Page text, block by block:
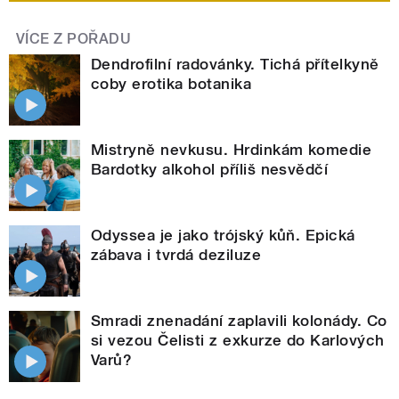
VÍCE Z POŘADU
Dendrofilní radovánky. Tichá přítelkyně
coby erotika botanika
Mistryně nevkusu. Hrdinkám komedie
Bardotky alkohol příliš nesvědčí
Odyssea je jako trójský kůň. Epická
zábava i tvrdá deziluze
Smradi znenadání zaplavili kolonády. Co
si vezou Čelisti z exkurze do Karlových
Varů?